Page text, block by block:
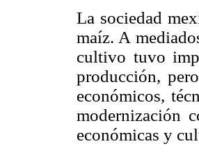
La sociedad
maíz. A
cultivo tuvo
producción,
económicos,
modernización
económicas y